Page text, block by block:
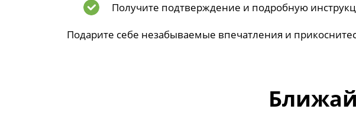
Получите подтверждение и подробную
Подарите себе незабываемые впечатления и